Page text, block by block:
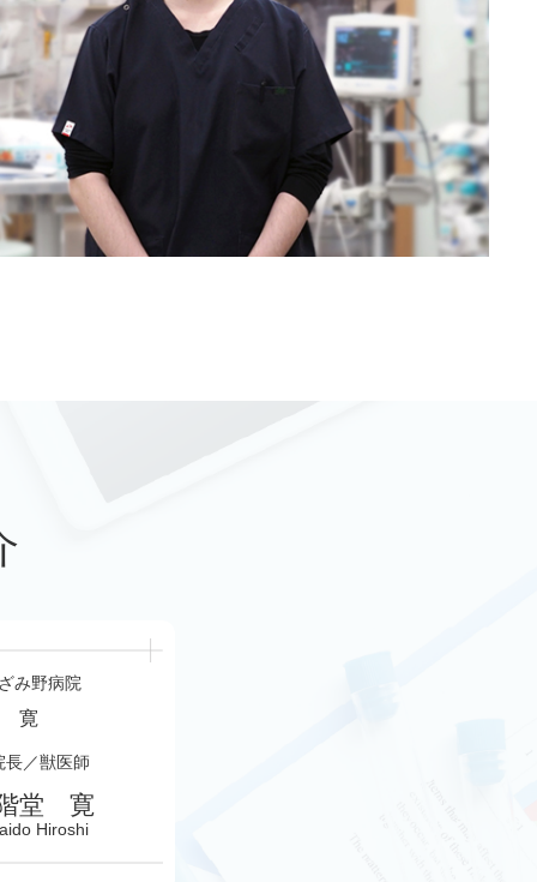
み野病院
長／獣医師
堂 寛
Hiroshi